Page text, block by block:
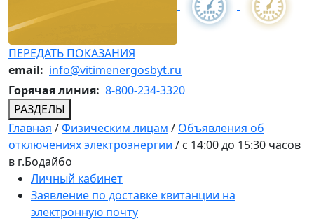
ПЕРЕДАТЬ ПОКАЗАНИЯ
email: info@vitimenergosbyt.ru
Горячая линия: 8-800-234-3320
РАЗДЕЛЫ
Главная /Физическим лицам / Объявления об
отключениях электроэнергии / с 14:00 до 15:30 часов
в г.Бодайбо
Личный кабинет
Заявление по доставке квитанции на
электронную почту